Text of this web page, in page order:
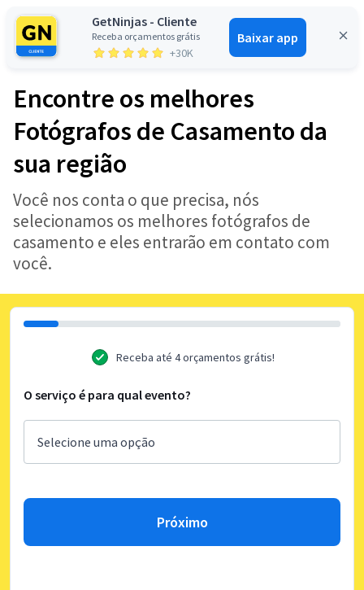
GetNinjas - Cliente
Receba orçamentos grátis
+30K
Baixar app
Entrar
Encontre os melhores
Fotógrafos de Casamento da
sua região
Você nos conta o que precisa, nós
selecionamos os melhores fotógrafos de
casamento e eles entrarão em contato com
você.
Receba até 4 orçamentos grátis!
O serviço é para qual evento?
Próximo